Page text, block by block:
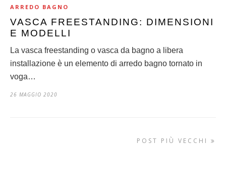
ARREDO BAGNO
VASCA FREESTANDING: DIMENSIONI
E MODELLI
La vasca freestanding o vasca da bagno a libera
installazione è un elemento di arredo bagno tornato in
voga…
26 MAGGIO 2020
POST PIÙ VECCHI